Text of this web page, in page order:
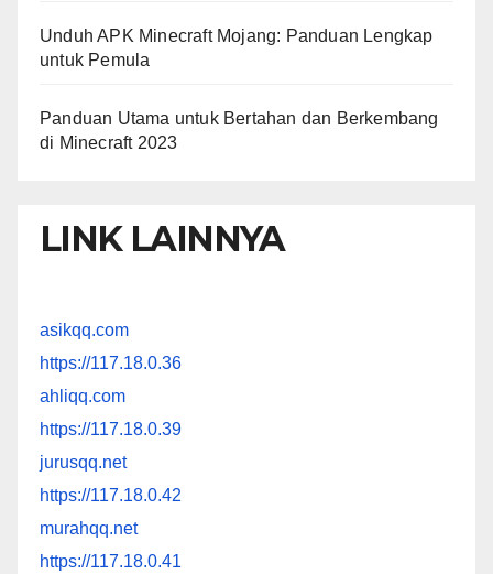
Unduh APK Minecraft Mojang: Panduan Lengkap
untuk Pemula
Panduan Utama untuk Bertahan dan Berkembang
di Minecraft 2023
LINK LAINNYA
asikqq.com
https://117.18.0.36
ahliqq.com
https://117.18.0.39
jurusqq.net
https://117.18.0.42
murahqq.net
https://117.18.0.41